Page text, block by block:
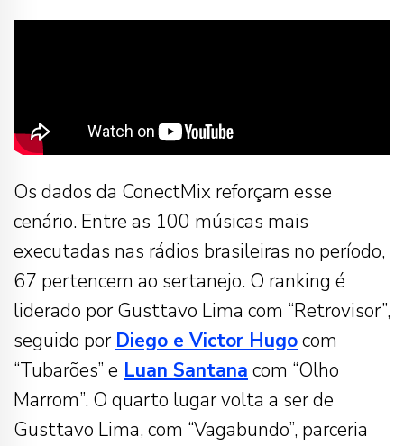
Os dados da ConectMix reforçam esse
cenário. Entre as 100 músicas mais
executadas nas rádios brasileiras no período,
67 pertencem ao sertanejo. O ranking é
liderado por Gusttavo Lima com “Retrovisor”,
seguido por Diego e Victor Hugocom
“Tubarões” e Luan Santana com “Olho
Marrom”. O quarto lugar volta a ser de
Gusttavo Lima, com “Vagabundo”, parceria